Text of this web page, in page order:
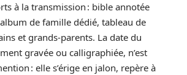
à la transmission : bible annotée
de famille dédié, tableau de
et grands-parents. La date du
gravée ou calligraphiée, n’est
: elle s’érige en jalon, repère à